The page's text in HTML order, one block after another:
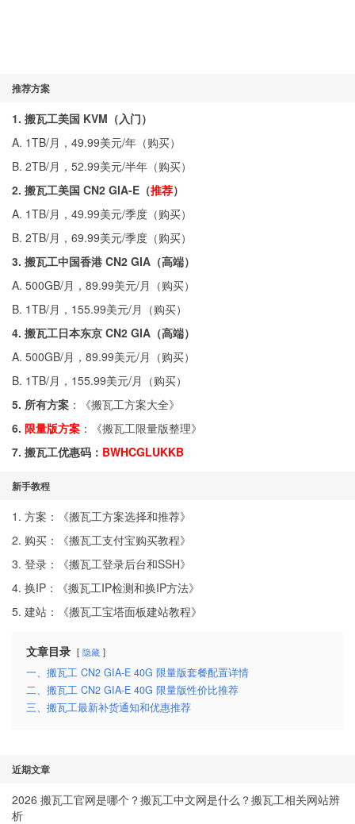
推荐方案
1. 搬瓦工美国 KVM（入门）
A. 1TB/月，49.99美元/年（购买）
B. 2TB/月，52.99美元/半年（购买）
2. 搬瓦工美国 CN2 GIA-E（推荐）
A. 1TB/月，49.99美元/季度（购买）
B. 2TB/月，69.99美元/季度（购买）
3. 搬瓦工中国香港 CN2 GIA（高端）
A. 500GB/月，89.99美元/月（购买）
B. 1TB/月，155.99美元/月（购买）
4. 搬瓦工日本东京 CN2 GIA（高端）
A. 500GB/月，89.99美元/月（购买）
B. 1TB/月，155.99美元/月（购买）
5. 所有方案 ：《搬瓦工方案大全》
6. 限量版方案 ：《搬瓦工限量版整理》
7. 搬瓦工优惠码： BWHCGLUKKB
新手教程
1. 方案：《搬瓦工方案选择和推荐》
2. 购买：《搬瓦工支付宝购买教程》
3. 登录：《搬瓦工登录后台和SSH》
4. 换IP：《搬瓦工IP检测和换IP方法》
5. 建站：《搬瓦工宝塔面板建站教程》
文章目录 隐藏
一、搬瓦工 CN2 GIA-E 40G 限量版套餐配置详情
二、搬瓦工 CN2 GIA-E 40G 限量版性价比推荐
三、搬瓦工最新补货通知和优惠推荐
近期文章
2026 搬瓦工官网是哪个？搬瓦工中文网是什么？搬瓦工相关网站辨
析